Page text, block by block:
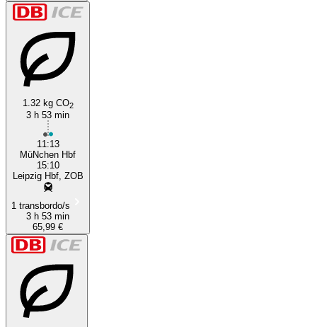
1.32 kg CO2
3 h 53 min
11:13
MüNchen Hbf
15:10
Leipzig Hbf, ZOB
1 transbordo/s
3 h 53 min
65,99 €